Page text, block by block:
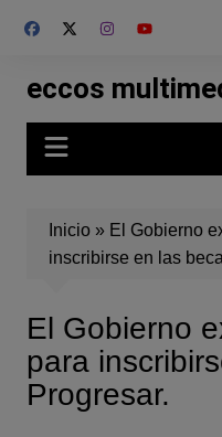
eccos
Inicio» El Gobierno
inscribirse en las
El Gobierno
para
Progresar.